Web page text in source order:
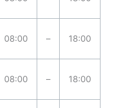
08:00 – 18:00
08:00 – 18:00